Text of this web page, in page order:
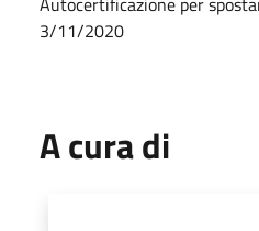
3/11/2020
A cura di